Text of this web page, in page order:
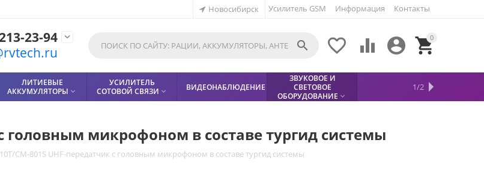
Усилитель GSM Информация Контакты
Новосибирск
23-94
 0


 

ЛИТИЕВЫЕ
АККУМУЛЯТОРЫ 
УСИЛИТЕЛЬ
СОТОВОЙ СВЯЗИ  ВИДЕОНАБЛЮДЕНИЕ
ЗВУКОВОЕ И
СВЕТОВОЕ
ОБОРУДОВАНИЕ 
МЕТАЛЛОДЕТЕКТОР
СФИНКС (SPHINX)
БЕЗОПАСНОСТЬ 
КИСЛОТНЫЕ
АККУМУЛЯТОРЫ 
1/2
с головным микрофоном в составе тургид системы
10T/CM-801S UHF-передатчик с головным микрофоном в составе тургид системы